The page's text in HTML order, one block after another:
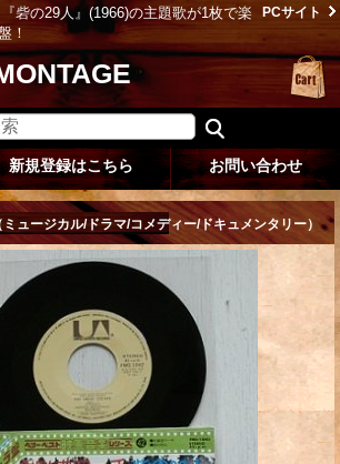
砦の29人』(1966)の主題歌が1枚で楽
！
PCサイト
新規登録はこちら お問い合わせ
ュージカル/ドラマ/コメディー/ドキュメンタリー）